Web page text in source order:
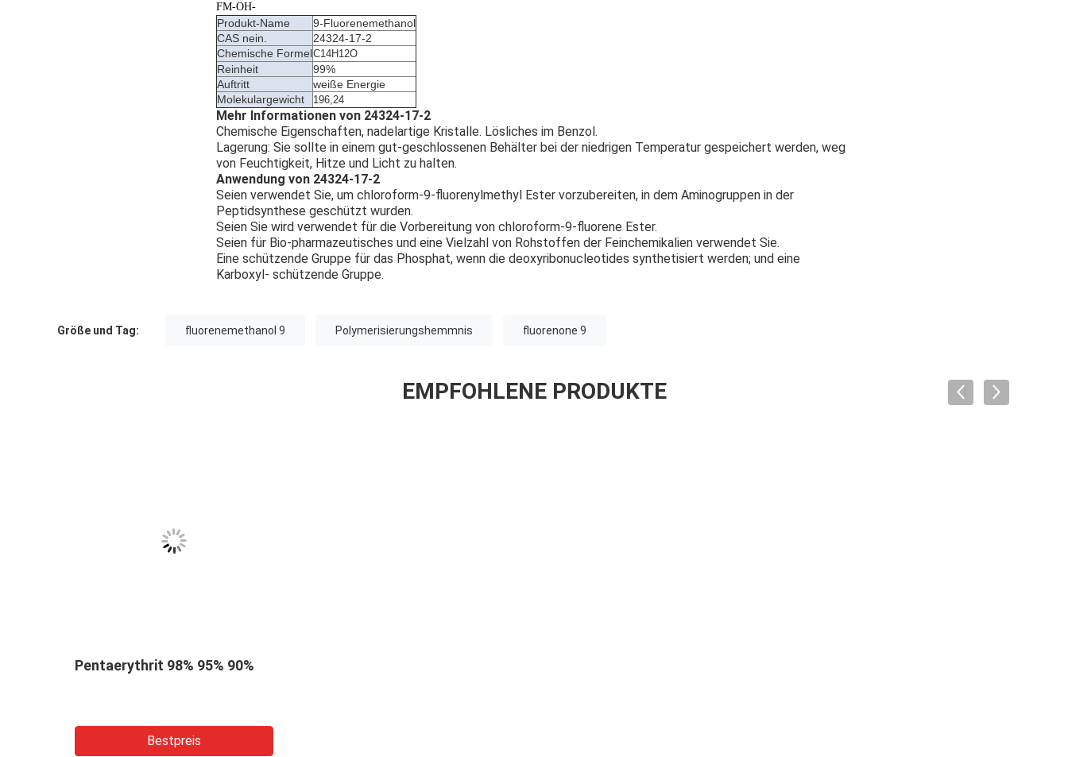
FM-OH-
Produkt-Name
9-Fluorenemethanol
CAS nein.
24324-17-2
Chemische FormelC14H12O
Reinheit
99%
Auftritt
weiße Energie
Molekulargewicht
196,24
Mehr Informationen von 24324-17-2
Chemische Eigenschaften, nadelartige Kristalle. Lösliches im Benzol.
Lagerung: Sie sollte in einem gut-geschlossenen Behälter bei der niedrigen Temperatur gespeichert werden, weg
von Feuchtigkeit, Hitze und Licht zu halten.
Anwendung von 24324-17-2
Seien verwendet Sie, um chloroform-9-fluorenylmethyl Ester vorzubereiten, in dem Aminogruppen in der
Peptidsynthese geschützt wurden.
Seien Sie wird verwendet für die Vorbereitung von chloroform-9-fluorene Ester.
Seien für Bio-pharmazeutisches und eine Vielzahl von Rohstoffen der Feinchemikalien verwendet Sie.
Eine schützende Gruppe für das Phosphat, wenn die deoxyribonucleotides synthetisiert werden; und eine
Karboxyl- schützende Gruppe.
Größe und Tag: fluorenemethanol 9 Polymerisierungshemmnis fluorenone 9
EMPFOHLENE PRODUKTE